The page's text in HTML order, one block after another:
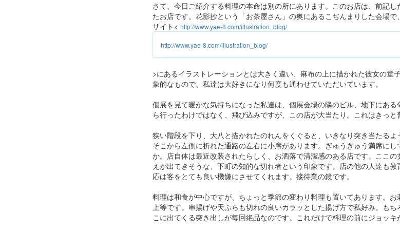
さて、今日ご紹介する料理の本命は別の所にあります。このお店は、前記
たお店です。花影抄という「お茶屋さん」の奥にあるこぢんまりした会場で
サイト< http://www.yae-8.com/illustration_blog/
http://www.yae-8.com/illustration_blog/
>にあるイラストレーションとは大きく違い、麻布の上に描かれた彼女の童
象的なもので、私達は大好きになり何度も通わせていただいています。
個展を見て暖かな気持ちになった私達は、個展会場の隣のビル、地下にあ
ら行ったわけではなく、飛び込みですが、この店が大当たり。これはきっと
狭い階段を下り、大八と描かれたのれんをくぐると、いきなり突き当たるよ
そこから左側に折れた通路の左右に小席があります。ぎゅうぎゅう満席に
か。店自体は最近改装されたらしく、お洒落で清潔感のある店です。ここ
えが出てきそうな、下町の知的な切れ者という印象です。店の他の人達も
応は客をとても良い機嫌にさせてくれます。接待業の鏡です。
料理は和食が中心ですが、ちょっと季節の変わり料理も置いてあります。
上等です。串揚げや天ぷらも切れの良いカラッとした揚げ方で私好み。も
こに出てくる突き出しが毎回絶品なのです。これだけで料理の前にジョッキ